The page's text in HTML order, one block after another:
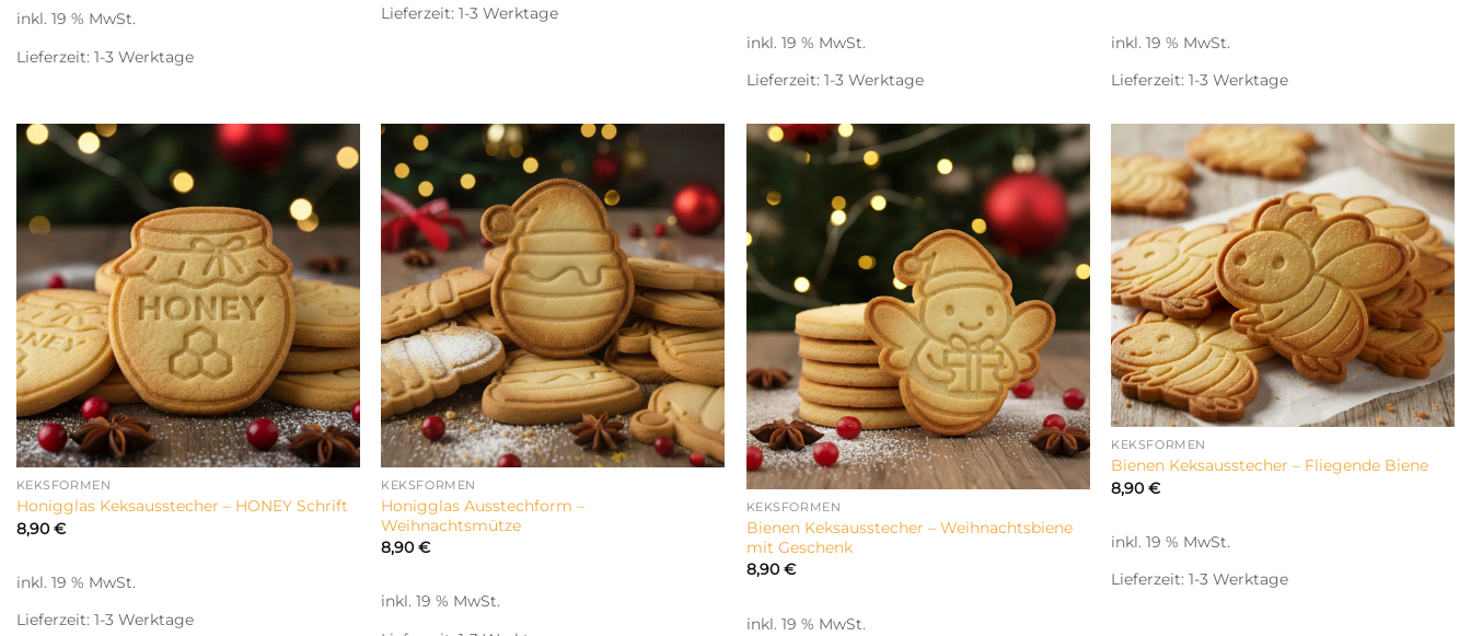
inkl. 19 % MwSt.
Lieferzeit: 1-3 Werktage
Lieferzeit:1-3 Werktage
inkl. 19 % MwSt.
Lieferzeit: 1-3 Werktage
inkl. 19 % MwSt.
Lieferzeit:1-3 Werktage
KEKSFORMEN
Honigglas Keksausstecher – HONEY Schrift
8,90€
inkl. 19 % MwSt.
Lieferzeit: 1-3 Werktage
KEKSFORMEN
Honigglas Ausstechform –
Weihnachtsmütze
8,90€
inkl. 19 % MwSt.
KEKSFORMEN
Bienen Keksausstecher – Weihnachtsbiene
mit Geschenk
8,90€
inkl. 19 % MwSt.
KEKSFORMEN
Bienen Keksausstecher – Fliegende Biene
8,90€
inkl. 19 % MwSt.
Lieferzeit:1-3 Werktage